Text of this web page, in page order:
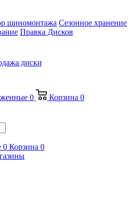
шиномонтажа Сезонное хранение
Правка Дисков
диски
0 Корзина 0
0 Корзина 0